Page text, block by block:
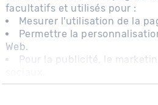
facultatifs et utilisés pour :
Mesurer l'utilisation de la
Permettre la
Web.
Pour la publicité, le
En cliquant sur « Accepter
CONTACT
QUESTIONS FRÉQUENTES